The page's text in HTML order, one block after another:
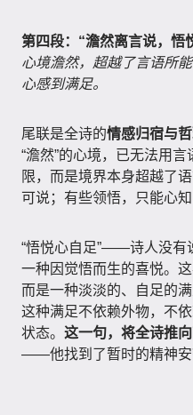
第四段：“澹然离言说，悟
心境澹然，超越了言语所
心感到满足。
尾联是全诗的情感归宿与
“澹然”的心境，已无法用
限，而是境界本身超越了
可说；有些领悟，只能心知
“悟悦心自足”——诗人没有
一种因觉悟而生的喜悦。
而是一种淡淡的、自足的满
这种满足不依赖外物，不
状态。 这一句，将全诗推
——他找到了暂时的精神安